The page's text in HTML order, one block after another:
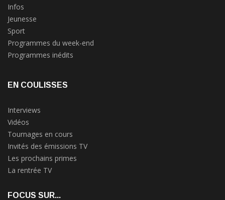
Infos
Jeunesse
Sport
Programmes du week-end
Programmes inédits
EN COULISSES
Interviews
Vidéos
Tournages en cours
Invités des émissions TV
Les prochains primes
La rentrée TV
FOCUS SUR...